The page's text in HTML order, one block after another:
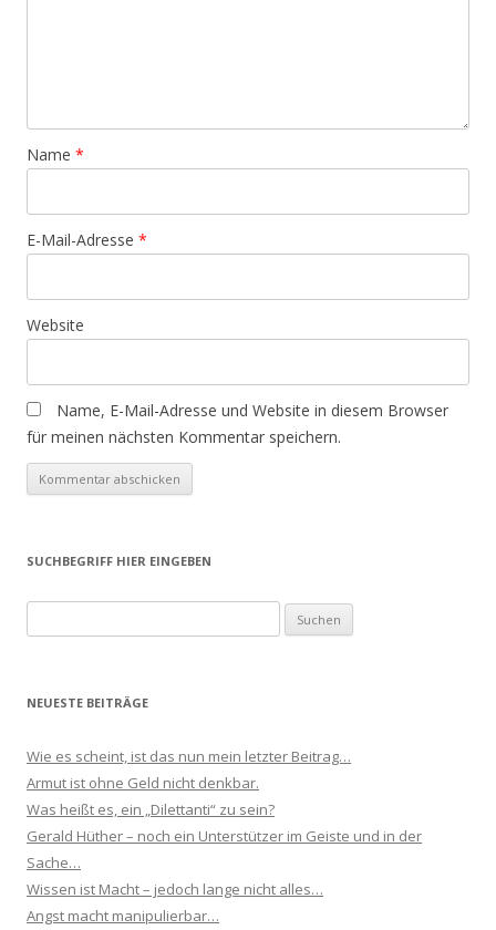
Name *
E-Mail-Adresse *
Website
Name, E-Mail-Adresse und Website in diesem Browser
für meinen nächsten Kommentar speichern.
SUCHBEGRIFF HIER EINGEBEN
nach:
NEUESTE BEITRÄGE
Wie es scheint, ist das nun mein letzter Beitrag…
Armut ist ohne Geld nicht denkbar.
Was heißt es, ein „Dilettanti“ zu sein?
Gerald Hüther – noch ein Unterstützer im Geiste und in der
Sache…
Wissen ist Macht – jedoch lange nicht alles…
Angst macht manipulierbar…